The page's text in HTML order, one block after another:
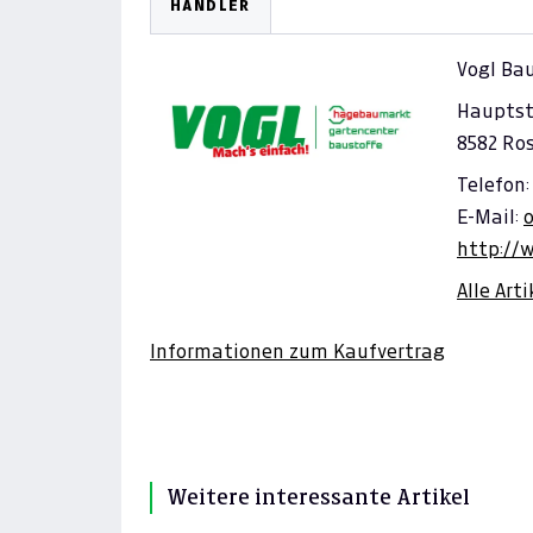
HÄNDLER
Vogl
8582
Telefon:
E-Mail:
http://
Alle
Informationen zum Kaufvertrag
Weitere interessante Artikel